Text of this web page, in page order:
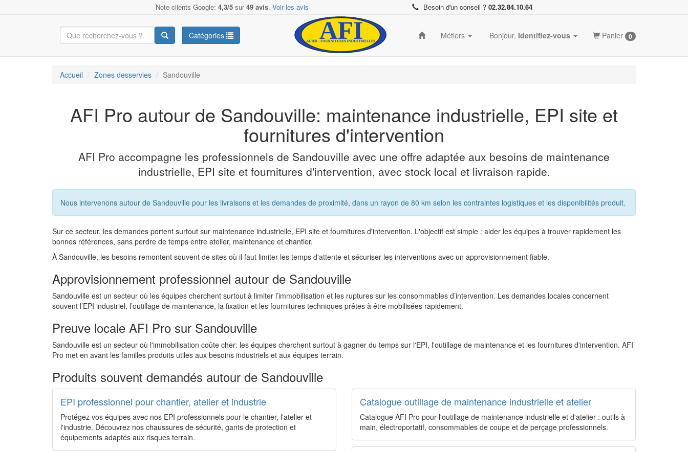
Note clients Google: 4,3/5 sur49 avis. Voir les avis Besoin d'un conseil ? 02.32.84.10.64
Catégories Métiers Bonjour. Identifiez-vous Panier 0
Accueil Zones desservies Sandouville
AFI Pro autour de Sandouville: maintenance industrielle, EPI site et
fournitures d'intervention
AFI Pro accompagne les professionnels de Sandouville avec une offre adaptée aux besoins de maintenance
industrielle, EPI site et fournitures d'intervention, avec stock local et livraison rapide.
Nous intervenons autour de Sandouville pour les livraisons et les demandes de proximité, dans un rayon de 80 km selon les contraintes logistiques et les disponibilités produit.
Sur ce secteur, les demandes portent surtout sur maintenance industrielle, EPI site et fournitures d'intervention. L'objectif est simple : aider les équipes à trouver rapidement les
bonnes références, sans perdre de temps entre atelier, maintenance et chantier.
À Sandouville, les besoins remontent souvent de sites où il faut limiter les temps d'attente et sécuriser les interventions avec un approvisionnement fiable.
Approvisionnement professionnel autour de Sandouville
Sandouville est un secteur où les équipes cherchent surtout à limiter l’immobilisation et les ruptures sur les consommables d’intervention. Les demandes locales concernent
souvent l’EPI industriel, l’outillage de maintenance, la fixation et les fournitures techniques prêtes à être mobilisées rapidement.
Preuve locale AFI Pro sur Sandouville
Sandouville est un secteur où l'immobilisation coûte cher: les équipes cherchent surtout à gagner du temps sur l'EPI, l'outillage de maintenance et les fournitures d'intervention. AFI
Pro met en avant les familles produits utiles aux besoins industriels et aux équipes terrain.
Produits souvent demandés autour de Sandouville
EPI professionnel pour chantier, atelier et industrie
Protégez vos équipes avec nos EPI professionnels pour le chantier, l'atelier et
l'industrie. Découvrez nos chaussures de sécurité, gants de protection et
équipements adaptés aux risques terrain.
Catalogue outillage de maintenance industrielle et atelier
Catalogue AFI Pro pour l'outillage de maintenance industrielle et d'atelier : outils à
main, électroportatif, consommables de coupe et de perçage professionnels.